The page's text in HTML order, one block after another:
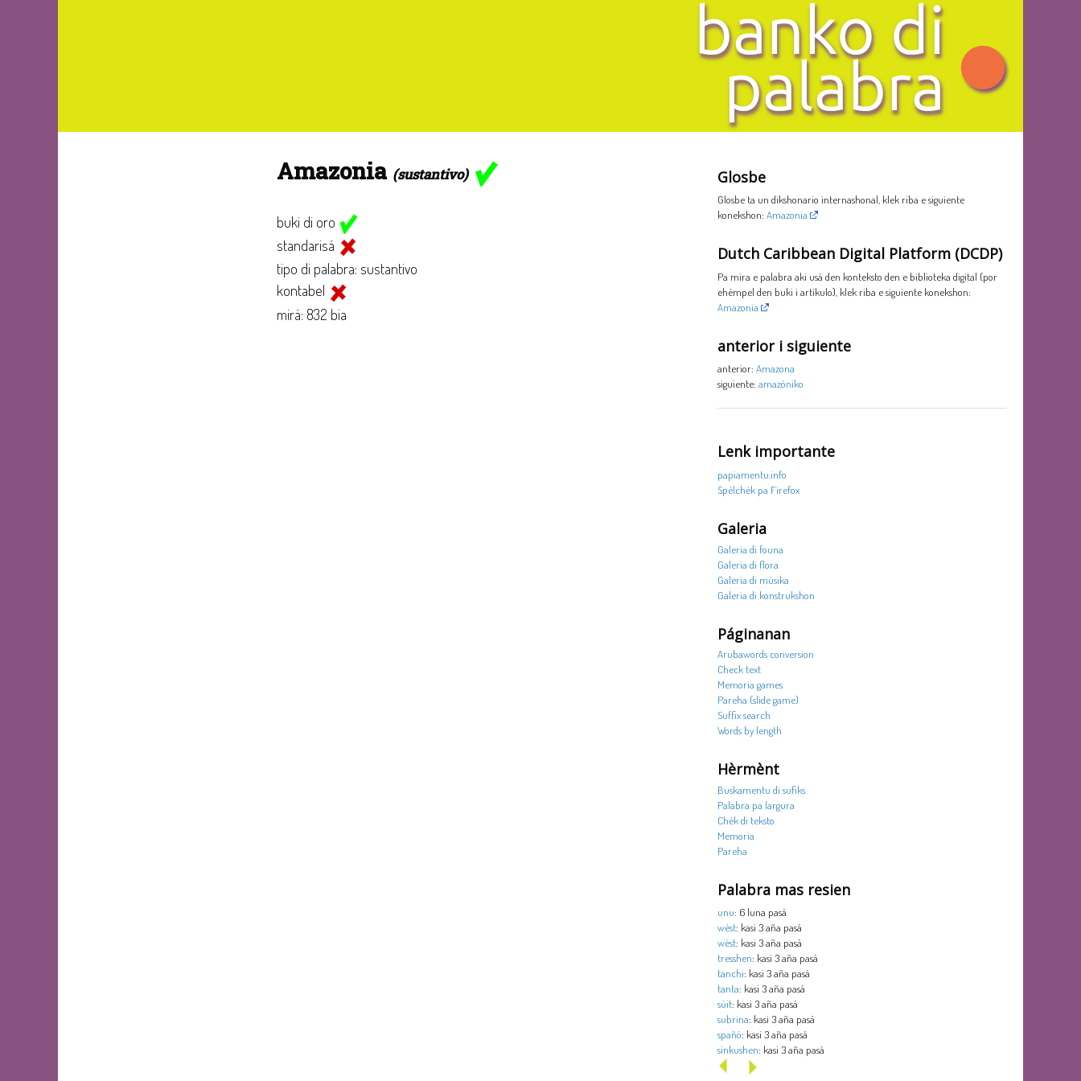
Amazonia (sustantivo)
buki di oro
standarisá
tipo di palabra: sustantivo
kontabel
mirá: 832 bia
Glosbe
Glosbe ta un dikshonario internashonal, klek riba e siguiente
konekshon: Amazonia
Dutch Caribbean Digital Platform (DCDP)
Pa mira e palabra aki usá den konteksto den e biblioteka digital (por
ehèmpel den buki i artíkulo), klek riba e siguiente konekshon:
Amazonia
anterior i siguiente
anterior: Amazona
siguiente: amazóniko
Lenk importante
papiamentu.info
Spèlchèk pa Firefox
Galeria
Galeria di founa
Galeria di flora
Galeria di músika
Galeria di konstrukshon
Páginanan
Arubawords conversion
Check text
Memoria games
Pareha (slide game)
Suffix search
Words by length
Hèrmènt
Buskamentu di sufiks
Palabra pa largura
Chèk di teksto
Memoria
Pareha
Palabra mas resien
unu: 6 luna pasá
wèst: kasi 3 aña pasá
wèst: kasi 3 aña pasá
tresshen: kasi 3 aña pasá
tanchi: kasi 3 aña pasá
tanta: kasi 3 aña pasá
sùit: kasi 3 aña pasá
subrina: kasi 3 aña pasá
spañó: kasi 3 aña pasá
sinkushen: kasi 3 aña pasá